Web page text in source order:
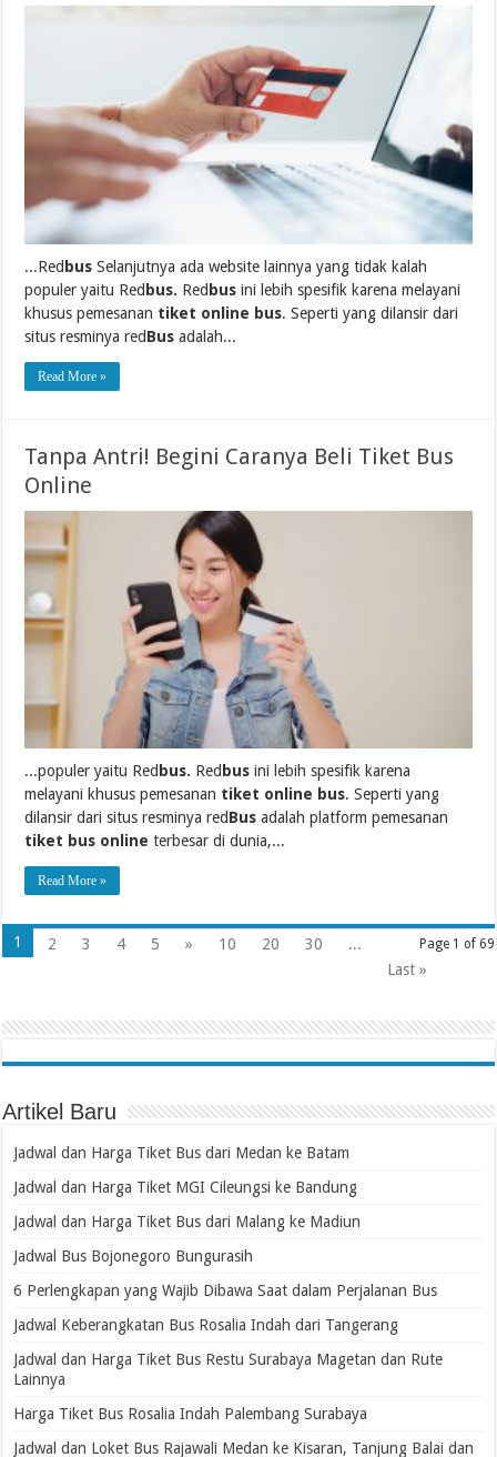
...Red bus Selanjutnya ada website lainnya yang tidak kalah
populer yaitu Red bus. Red bus ini lebih spesifik karena melayani
khusus pemesanan tiket online bus. Seperti yang dilansir dari
situs resminya redBus adalah...
Read More »
Tanpa Antri! Begini Caranya Beli Tiket Bus
Online
...populer yaitu Red bus. Red bus ini lebih spesifik karena
melayani khusus pemesanan tiket online bus. Seperti yang
dilansir dari situs resminya redBus adalah platform pemesanan
tiket bus online terbesar di dunia,...
Read More »
Page 1 of 69
1 2 3 4 5 » 10 20 30
...
Last »
Artikel Baru
Jadwal dan Harga Tiket Bus dari Medan ke Batam
Jadwal dan Harga Tiket MGI Cileungsi ke Bandung
Jadwal dan Harga Tiket Bus dari Malang ke Madiun
Jadwal Bus Bojonegoro Bungurasih
6 Perlengkapan yang Wajib Dibawa Saat dalam Perjalanan Bus
Jadwal Keberangkatan Bus Rosalia Indah dari Tangerang
Jadwal dan Harga Tiket Bus Restu Surabaya Magetan dan Rute
Lainnya
Harga Tiket Bus Rosalia Indah Palembang Surabaya
Jadwal dan Loket Bus Rajawali Medan ke Kisaran, Tanjung Balai dan